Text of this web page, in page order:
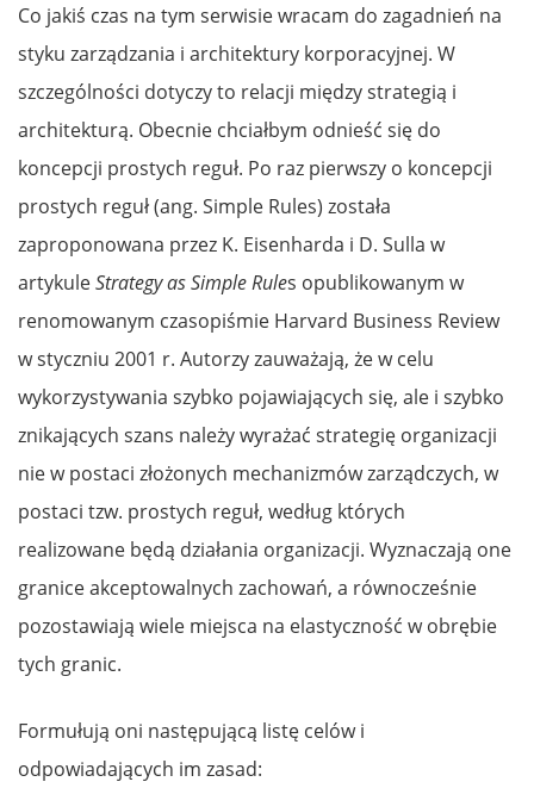
Co jakiś czas na tym serwisie wracam do zagadnień na
styku zarządzania i architektury korporacyjnej. W
szczególności dotyczy to relacji między strategią i
architekturą. Obecnie chciałbym odnieść się do
koncepcji prostych reguł. Po raz pierwszy o koncepcji
prostych reguł (ang. Simple Rules) została
zaproponowana przez K. Eisenharda i D. Sulla w
artykuleStrategy as Simple Rules opublikowanym w
renomowanym czasopiśmie Harvard Business Review
w styczniu 2001 r. Autorzy zauważają, że w celu
wykorzystywania szybko pojawiających się, ale i szybko
znikających szans należy wyrażać strategię organizacji
nie w postaci złożonych mechanizmów zarządczych, w
postaci tzw. prostych reguł, według których
realizowane będą działania organizacji. Wyznaczają one
granice akceptowalnych zachowań, a równocześnie
pozostawiają wiele miejsca na elastyczność w obrębie
tych granic.
Formułują oni następującą listę celów i
odpowiadających im zasad: